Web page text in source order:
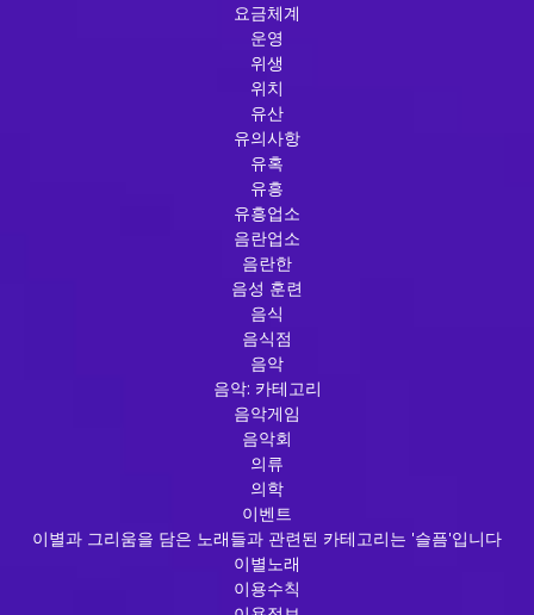
요금체계
운영
위생
위치
유산
유의사항
유혹
유흥
유흥업소
음란업소
음란한
음성 훈련
음식
음식점
음악
음악: 카테고리
음악게임
음악회
의류
의학
이벤트
이별과 그리움을 담은 노래들과 관련된 카테고리는 '슬픔'입니다
이별노래
이용수칙